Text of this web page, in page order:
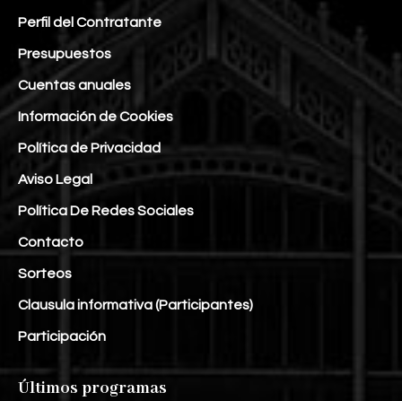
Perfil del Contratante
Presupuestos
Cuentas anuales
Información de Cookies
Política de Privacidad
Aviso Legal
Política De Redes Sociales
Contacto
Sorteos
Clausula informativa (Participantes)
Participación
Últimos programas